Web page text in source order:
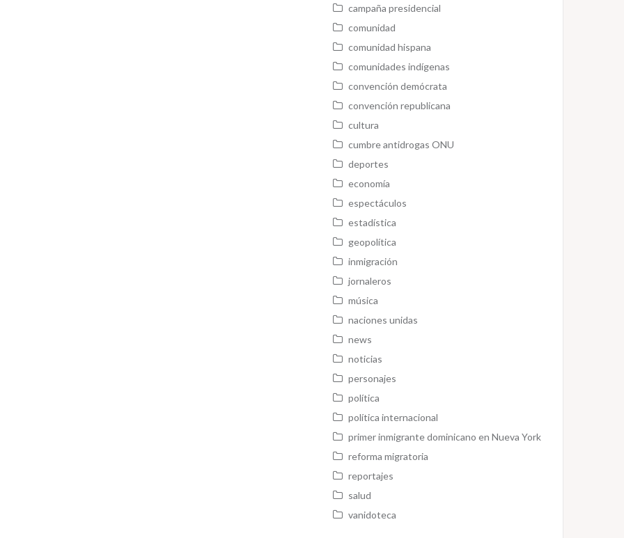
campaña presidencial
comunidad
comunidad hispana
comunidades indígenas
convención demócrata
convención republicana
cultura
cumbre antidrogas ONU
deportes
economía
espectáculos
estadística
geopolítica
inmigración
jornaleros
música
naciones unidas
news
noticias
personajes
política
política internacional
primer inmigrante dominicano en Nueva York
reforma migratoria
reportajes
salud
vanidoteca